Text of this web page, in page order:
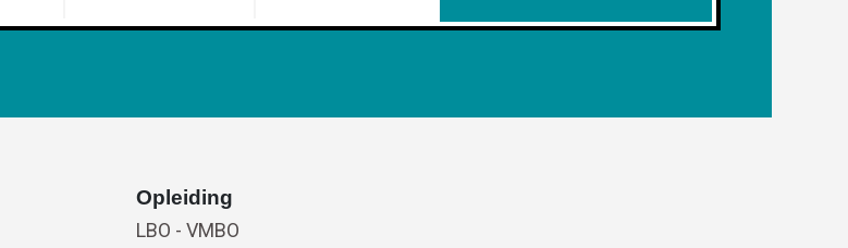
Opleiding
LBO - VMBO